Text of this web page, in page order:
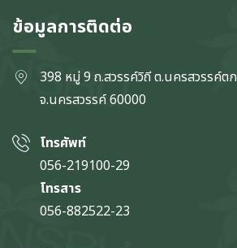
ข้อมูลการติดต่อ
398 หมู่ 9 ถ.สวรรค์วิถี ต.นครสวรรค์ตก
จ.นครสวรรค์60000
โทรศัพท์
056-219100-29
โทรสาร
056-882522-23